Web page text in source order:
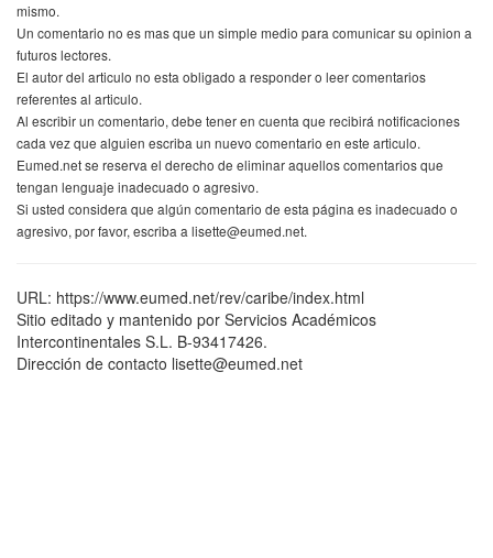
mismo.
Un comentario no es mas que un simple medio para comunicar su opinion a
futuros lectores.
El autor del articulo no esta obligado a responder o leer comentarios
referentes al articulo.
Al escribir un comentario, debe tener en cuenta que recibirá notificaciones
cada vez que alguien escriba un nuevo comentario en este articulo.
Eumed.net se reserva el derecho de eliminar aquellos comentarios que
tengan lenguaje inadecuado o agresivo.
Si usted considera que algún comentario de esta página es inadecuado o
agresivo, por favor, escriba a lisette@eumed.net.
URL: https://www.eumed.net/rev/caribe/index.html
Sitio editado y mantenido por Servicios Académicos
Intercontinentales S.L. B-93417426.
Dirección de contacto lisette@eumed.net